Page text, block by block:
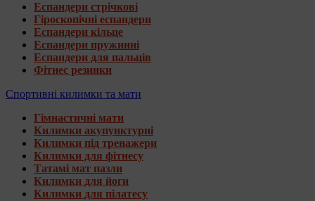
Еспандери стрічкові
Гіроскопічні еспандери
Еспандери кільце
Еспандери пружинні
Еспандери для пальців
Фітнес резинки
Спортивні килимки та мати
Гімнастичні мати
Килимки акупунктурні
Килимки під тренажери
Килимки для фітнесу
Татамі мат пазли
Килимки для йоги
Килимки для пілатесу